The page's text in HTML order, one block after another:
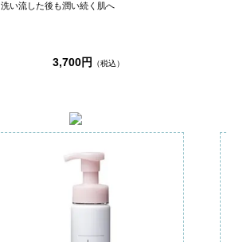
洗い流した後も潤い続く肌へ
3,700円 （税込）